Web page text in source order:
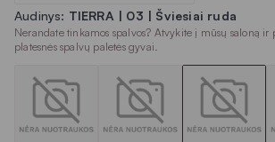
Audinys: TIERRA | 03 | Šviesiai ruda
Nerandate tinkamos spalvos? Atvykite į mūsų saloną ir
platesnės spalvų paletės gyvai.